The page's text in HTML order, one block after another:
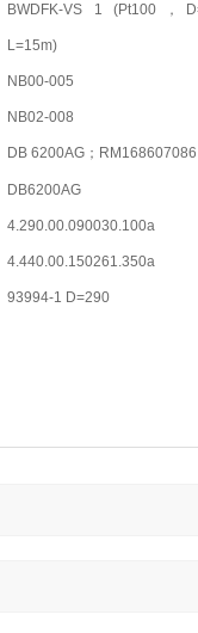
BWDFK-VS 1 (Pt100，
L=15m)
NB00-005
NB02-008
DB 6200AG；RM168607086
DB6200AG
4.290.00.090030.100a
4.440.00.150261.350a
93994-1 D=290